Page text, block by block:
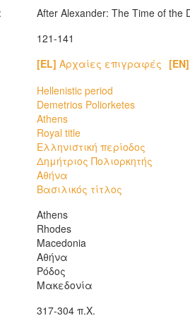
After Alexander: The Time of the
121-141
[EL] Αρχαίες επιγραφές [EN]
Hellenistic period
Demetrios Poliorketes
Athens
Royal title
Ελληνιστική περίοδος
Δημήτριος Πολιορκητής
Αθήνα
Βασιλικός τίτλος
Athens
Rhodes
Macedonia
Αθήνα
Ρόδος
Μακεδονία
317-304 π.Χ.